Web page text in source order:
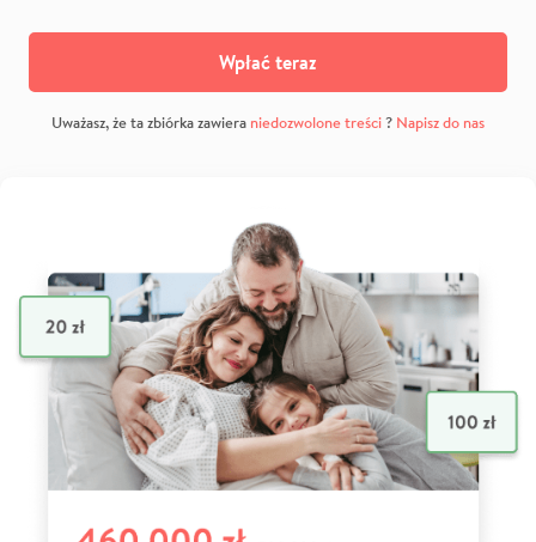
Wpłać teraz
Uważasz, że ta zbiórka zawiera niedozwolone treści? Napisz do nas